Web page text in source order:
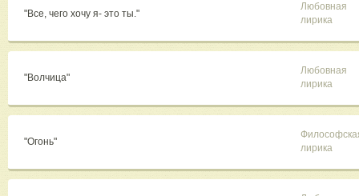
"Все, чего хочу я- это ты."
Любовная
лирика
"Волчица"
Любовная
лирика
"Огонь"
лирика